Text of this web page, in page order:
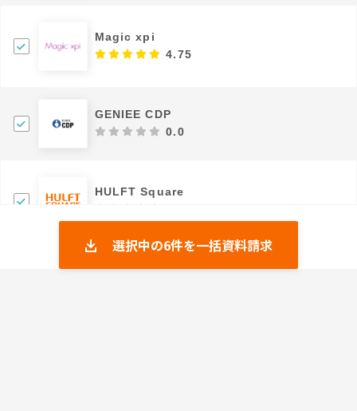
Magic xpi
4.75
GENIEE CDP
0.0
HULFT Square
Passwork
選択中の6件を一括資料請求